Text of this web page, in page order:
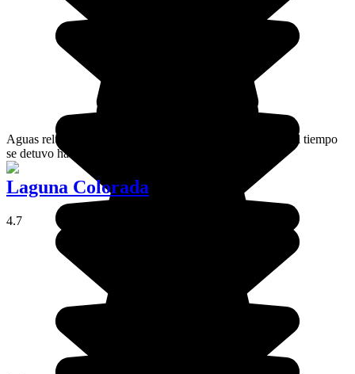
Aguas relucientes a 3.800 metros de altitud e islas donde el tiempo
se detuvo hace tiempo.
Laguna Colorada
4.7